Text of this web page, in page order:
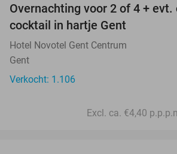
Overnachting voor 2 of 4 +
cocktail in hartje Gent
Hotel Novotel Gent Centrum
Gent
Verkocht: 1.106
Excl. ca. €4,40